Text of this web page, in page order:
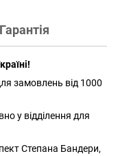
Гарантія
замовлень від 1000
у відділення для
Степана Бандери,